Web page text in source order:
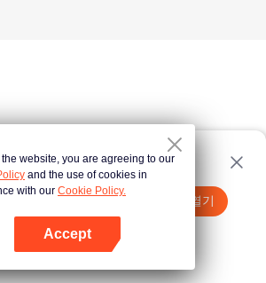
Video
앱 열기
여기 클릭 다시 시도
the website, you are agreeing to our
and the use of cookies in
with our Cookie Policy.
Accept